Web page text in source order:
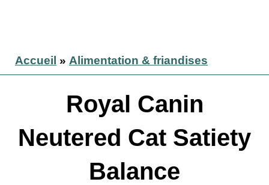
Accueil » Alimentation & friandises
Royal Canin
Neutered Cat Satiety
Balance